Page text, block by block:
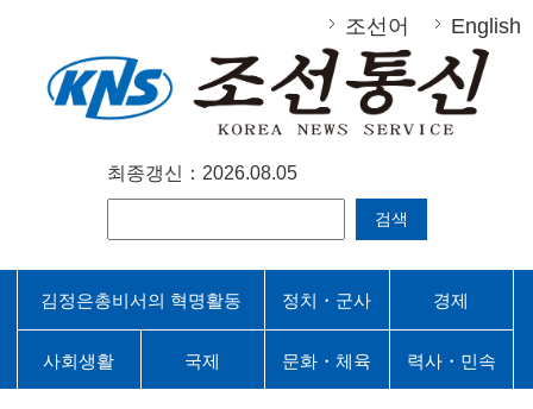
조선어 English
최종갱신：2026.08.05
검색
김정은총비서의 혁명활동 정치・군사 경제
사회생활 국제 문화・체육 력사・민속